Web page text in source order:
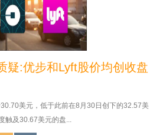
疑:优步和Lyft股价均创收盘
美元，低于此前在8月30日创下的32.57美
触及30.67美元的盘...